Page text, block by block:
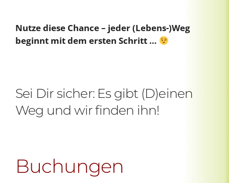
Nutze diese Chance – jeder (Lebens-)Weg
beginnt mit dem ersten Schritt …
Sei Dir sicher: Es gibt (D)einen
Weg und wir finden ihn!
Buchungen